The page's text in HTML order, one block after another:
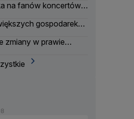
na fanów koncertów.
gospodarek
zmiany w prawie